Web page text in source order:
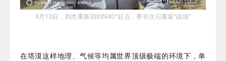
4月10日，刘杰重新回到N40°起点，要在次日重返“战场”
在塔漠这样地理、气候等均属世界顶级极端的环境下，单